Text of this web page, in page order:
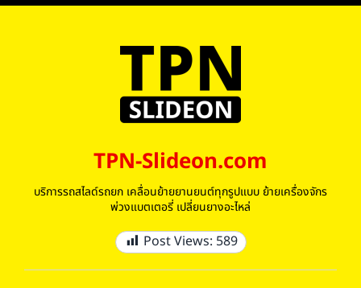
TPN-Slideon.com
บริการรถสไลด์รถยก เคลื่อนย้ายยานยนต์ทุกรูปแบบ ย้ายเครื่องจักร
พ่วงแบตเตอรี่ เปลี่ยนยางอะไหล่
Post Views: 589